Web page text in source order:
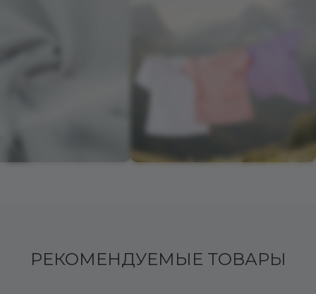
РЕКОМЕНДУЕМЫЕ ТОВАРЫ